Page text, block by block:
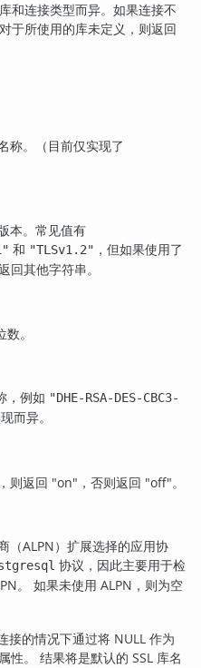
和连接类型而异。如果连接不
于所使用的库未定义，则返回
称。（目前仅实现了
本。常见值有
和 "TLSv1.2" ，但如果使用了
回其他字符串。
。
，例如 "DHE-RSA-DES-CBC3-
而异。
则返回 "on"，否则返回 "off"。
（ALPN）扩展选择的应用协
协议，因此主要用于检
。 如果未使用 ALPN，则为空
接的情况下通过将 NULL 作为
属性。 结果将是默认的 SSL 库名